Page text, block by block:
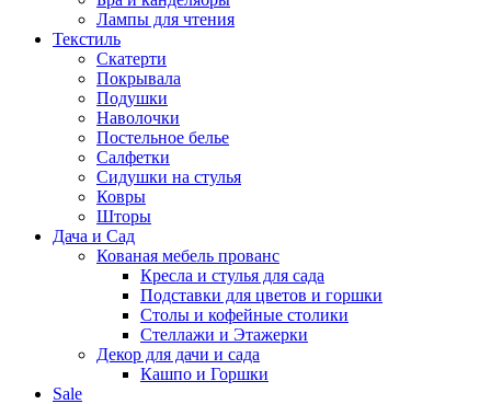
Лампы для чтения
Текстиль
Скатерти
Покрывала
Подушки
Наволочки
Постельное белье
Салфетки
Сидушки на стулья
Ковры
Шторы
Дача и Сад
Кованая мебель прованс
Кресла и стулья для сада
Подставки для цветов и горшки
Столы и кофейные столики
Стеллажи и Этажерки
Декор для дачи и сада
Кашпо и Горшки
Sale